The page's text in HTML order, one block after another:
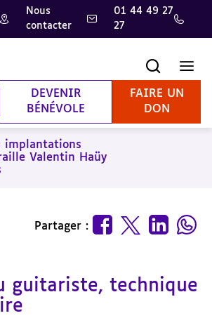
Nous
contacter
01 44 49 27
27
DEVENIR
BÉNÉVOLE
FAIRE UN
DON
implantations
Valentin Haüy
Partager :
guitariste, technique